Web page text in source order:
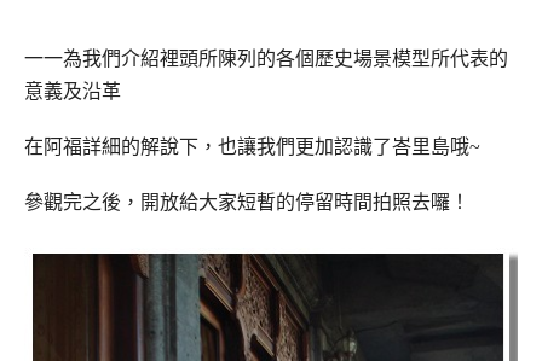
一一為我們介紹裡頭所陳列的各個歷史場景模型所代表的
意義及沿革
在阿福詳細的解說下，也讓我們更加認識了峇里島哦~
參觀完之後，開放給大家短暫的停留時間拍照去囉！